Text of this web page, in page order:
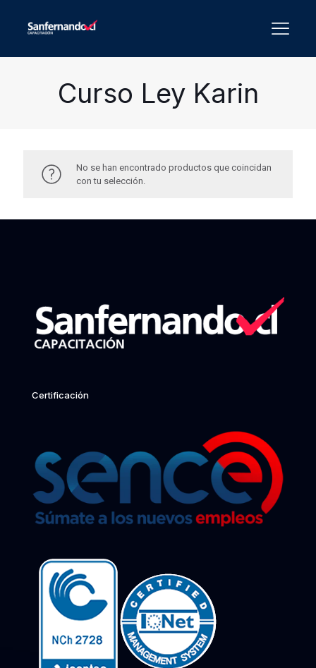
Curso Ley Karin
No se han encontrado productos que coincidan
con tu selección.
Certificación